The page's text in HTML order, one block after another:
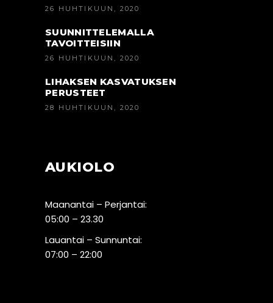
26 HUHTIKUUN, 2020
SUUNNITTELEMALLA
TAVOITTEISIIN
26 HUHTIKUUN, 2020
LIHAKSEN KASVATUKSEN
PERUSTEET
28 HUHTIKUUN, 2020
AUKIOLO
Maanantai – Perjantai:
05:00 – 23.30
Lauantai – Sunnuntai:
07:00 – 22:00